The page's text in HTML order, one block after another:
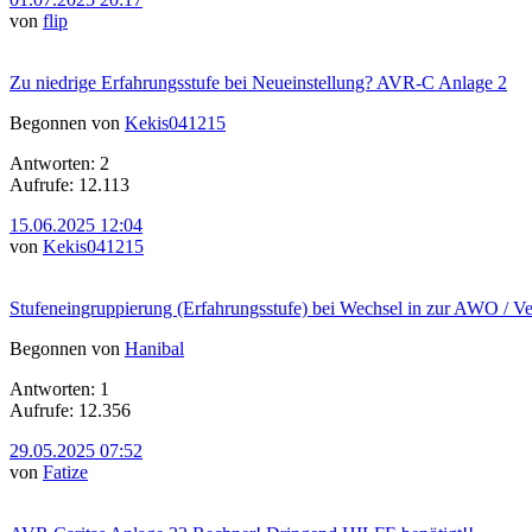
von flip
Zu niedrige Erfahrungsstufe bei Neueinstellung? AVR-C Anlage 2
Begonnen von Kekis041215
Antworten: 2
Aufrufe: 12.113
15.06.2025 12:04
von Kekis041215
Stufeneingruppierung (Erfahrungsstufe) bei Wechsel in zur AWO /
Begonnen von Hanibal
Antworten: 1
Aufrufe: 12.356
29.05.2025 07:52
von Fatize